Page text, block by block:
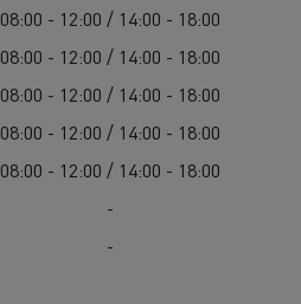
08:00 - 12:00 / 14:00 - 18:00
08:00 - 12:00 / 14:00 - 18:00
08:00 - 12:00 / 14:00 - 18:00
08:00 - 12:00 / 14:00 - 18:00
08:00 - 12:00 / 14:00 - 18:00
-
-